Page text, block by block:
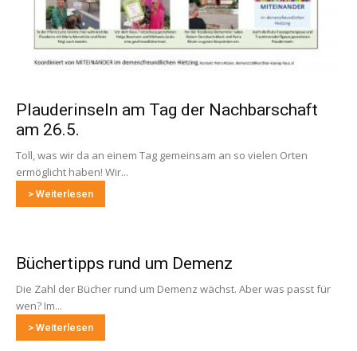
Plauderinseln am Tag der Nachbarschaft
am 26.5.
Toll, was wir da an einem Tag gemeinsam an so vielen Orten
ermöglicht haben! Wir...
> Weiterlesen
Büchertipps rund um Demenz
Die Zahl der Bücher rund um Demenz wächst. Aber was passt für
wen? Im...
> Weiterlesen